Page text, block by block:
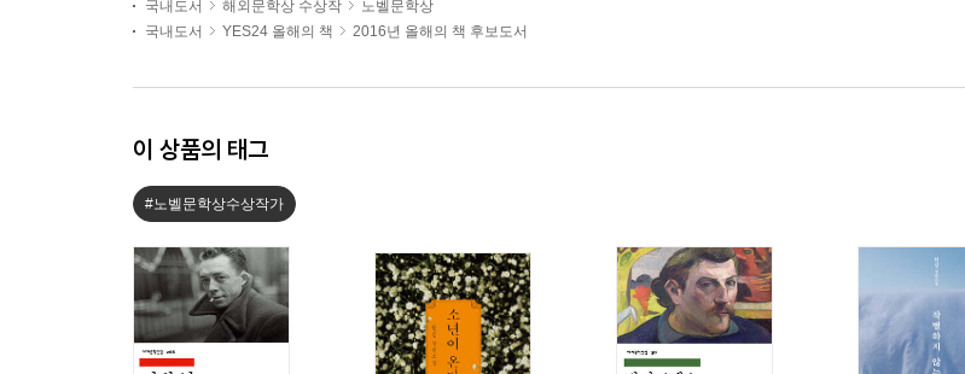
국내도서 해외문학상 수상작
노벨문학상
국내도서
YES24 올해의 책 2016년 올해의 책 후보도서
이 상품의 태그
#노벨문학상수상작가